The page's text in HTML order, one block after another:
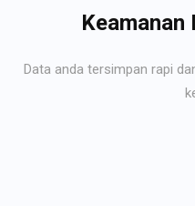
Keamanan
Data anda tersimpan rapi